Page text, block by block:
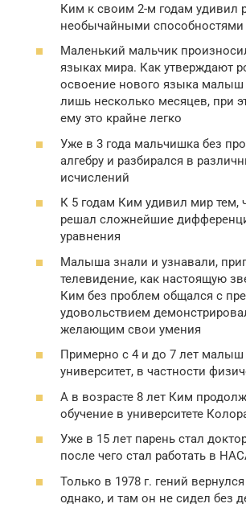
Ким к своим 2-м годам удивил
необычайными
Маленький мальчик
языках мира. Как утверждают
освоение нового языка малыш
лишь несколько месяцев, при
ему это крайне легко
Уже в 3 года мальчишка без
алгебру и разбирался в
исчислений
К 5 годам Ким удивил мир тем,
решал сложнейшие
уравнения
Малыша знали и узнавали,
телевидение, как настоящую
Ким без проблем общался с
удовольствием
желающим свои умения
Примерно с 4 и до 7 лет
университет, в частности
А в возрасте 8 лет Ким
обучение в университете
Уже в 15 лет парень стал
после чего стал работать в
Только в 1978 г. гений
однако, и там он не сидел без